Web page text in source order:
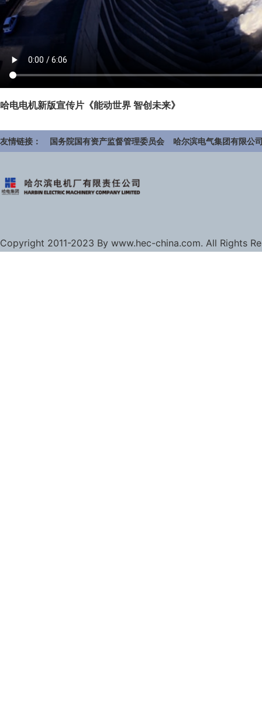
哈电电机新版宣传片《能动世界 智创未来》
友情链接： 国务院国有资产监督管理委员会 哈尔滨电气集团有限公
Copyright 2011-2023 By www.hec-china.com. All Rights